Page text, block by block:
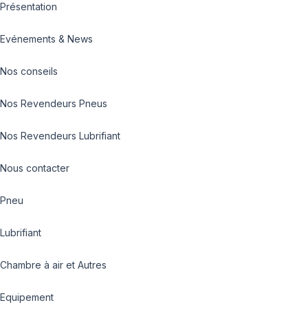
Présentation
Evénements & News
Nos conseils
Nos Revendeurs Pneus
Nos Revendeurs Lubrifiant
Nous contacter
Pneu
Lubrifiant
Chambre à air et Autres
Equipement